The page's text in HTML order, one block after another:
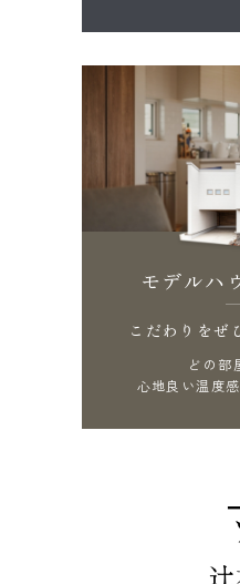
モデルハ
こだわりをぜ
どの部
心地良い温度